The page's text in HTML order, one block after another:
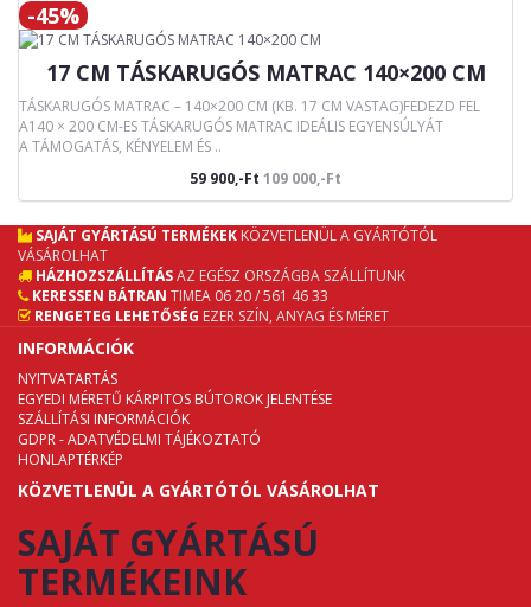
-45%
17 CM TÁSKARUGÓS MATRAC 140×200 CM
TÁSKARUGÓS MATRAC – 140×200 CM (KB. 17 CM VASTAG)FEDEZD FEL
A140 × 200 CM-ES TÁSKARUGÓS MATRAC IDEÁLIS EGYENSÚLYÁT
A TÁMOGATÁS, KÉNYELEM ÉS ..
59 900,-Ft 109 000,-Ft
SAJÁT GYÁRTÁSÚ TERMÉKEK KÖZVETLENÜL A GYÁRTÓTÓL
VÁSÁROLHAT
HÁZHOZSZÁLLÍTÁSAZ EGÉSZ ORSZÁGBA SZÁLLÍTUNK
KERESSEN BÁTRAN TIMEA 06 20 / 561 46 33
RENGETEG LEHETŐSÉG EZER SZÍN, ANYAG ÉS MÉRET
INFORMÁCIÓK
NYITVATARTÁS
EGYEDI MÉRETŰ KÁRPITOS BÚTOROK JELENTÉSE
SZÁLLÍTÁSI INFORMÁCIÓK
GDPR - ADATVÉDELMI TÁJÉKOZTATÓ
HONLAPTÉRKÉP
KÖZVETLENÜL A GYÁRTÓTÓL VÁSÁROLHAT
SAJÁT GYÁRTÁSÚ
TERMÉKEINK